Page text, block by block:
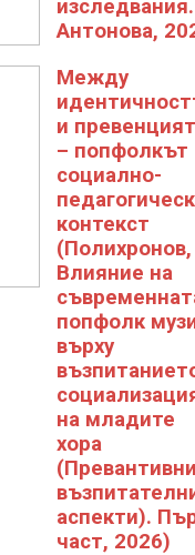
Антонова,
Между
и
– попфолкът
социално-
контекст
Влияние на
попфолк
върху
на младите
хора
аспекти).
част, 2026)